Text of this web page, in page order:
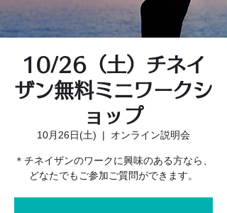
10/26（土）チネイ
ザン無料ミニワークシ
ョップ
10月26日(土)
  |
オンライン説明会
＊チネイザンのワークに興味のある方なら、
どなたでもご参加ご質問ができます。